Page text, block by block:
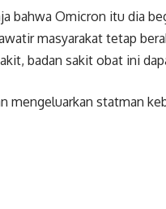
bahwa Omicron itu dia
masyarakat tetap
badan sakit obat ini
mengeluarkan statman